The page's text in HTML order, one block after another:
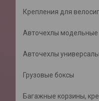
Крепления для
Авточехлы модельные
Авточехлы
Грузовые боксы
Багажные корзины,